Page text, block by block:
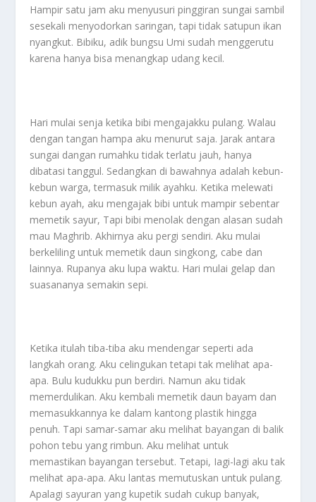
Hampir satu jam aku menyusuri pinggiran sungai sambil
sesekali menyodorkan saringan, tapi tidak satupun ikan
nyangkut. Bibiku, adik bungsu Umi sudah menggerutu
karena hanya bisa menangkap udang kecil.
Hari mulai senja ketika bibi mengajakku pulang. Walau
dengan tangan hampa aku menurut saja. Jarak antara
sungai dangan rumahku tidak terlatu jauh, hanya
dibatasi tanggul. Sedangkan di bawahnya adalah kebun-
kebun warga, termasuk milik ayahku. Ketika melewati
kebun ayah, aku mengajak bibi untuk mampir sebentar
memetik sayur, Tapi bibi menolak dengan alasan sudah
mau Maghrib. Akhirnya aku pergi sendiri. Aku mulai
berkeliling untuk memetik daun singkong, cabe dan
lainnya. Rupanya aku lupa waktu. Hari mulai gelap dan
suasananya semakin sepi.
Ketika itulah tiba-tiba aku mendengar seperti ada
langkah orang. Aku celingukan tetapi tak melihat apa-
apa. Bulu kudukku pun berdiri. Namun aku tidak
memerdulikan. Aku kembali memetik daun bayam dan
memasukkannya ke dalam kantong plastik hingga
penuh. Tapi samar-samar aku melihat bayangan di balik
pohon tebu yang rimbun. Aku melihat untuk
memastikan bayangan tersebut. Tetapi, Iagi-lagi aku tak
melihat apa-apa. Aku lantas memutuskan untuk pulang.
Apalagi sayuran yang kupetik sudah cukup banyak,